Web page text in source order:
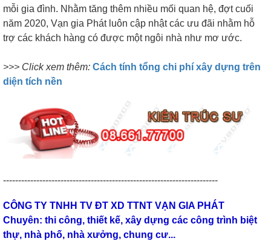
mỗi gia đình. Nhằm tăng thêm nhiều mối quan hệ, đợt cuối
năm 2020, Vạn gia Phát luôn cập nhật các ưu đãi nhằm hỗ
trợ các khách hàng có được một ngôi nhà như mơ ước.
>>> Click xem thêm: Cách tính tổng chi phí xây dựng trên
diện tích nền
-----------------------------------------------------------------------
CÔNG TY TNHH TV ĐT XD TTNT VẠN GIA PHÁT
Chuyên: thi công, thiết kế, xây dựng các công trình biệt
thự, nhà phố, nhà xưởng, chung cư...